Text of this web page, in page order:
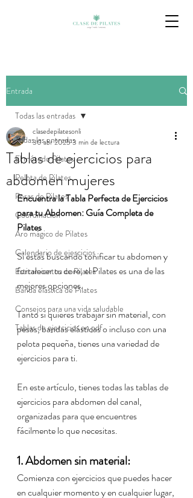
Entrada
Todas las entradas
El método Pilates
Pelota de Pilates
Pesas de Pilates
Coordinación
Aro mágico de Pilates
Calendario de ejercicios
Estiramientos de Pilates
Banda elástica de Pilates
Consejos para una vida saludable
Tablas de ejercicios en pdf
Todas las entradas
Tablas de ejercicios para
abdomen mujeres
clasedepilatesonli
30 abr 20253 min de lectura
Encuentra la Tabla Perfecta de Ejercicios
para tu Abdomen: Guía Completa de
Pilates
Si estás buscando tonificar tu abdomen y
fortalecer tu core, el Pilates es una de las
mejores opciones.
Tanto si quieres trabajar sin material, con
pesas, bandas elásticas o incluso con una
pelota pequeña, tienes una variedad de
ejercicios para ti.
En este artículo, tienes todas las tablas de
ejercicios para abdomen del canal,
organizadas para que encuentres
fácilmente lo que necesitas.
1. Abdomen sin material:
Comienza con ejercicios que puedes hacer
en cualquier momento y en cualquier lugar,